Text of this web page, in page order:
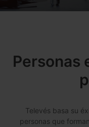
Personas
Televés basa su
personas que